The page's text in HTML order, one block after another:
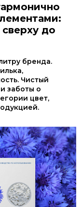
до
бренда.
Чистый
заботы о
цвет,